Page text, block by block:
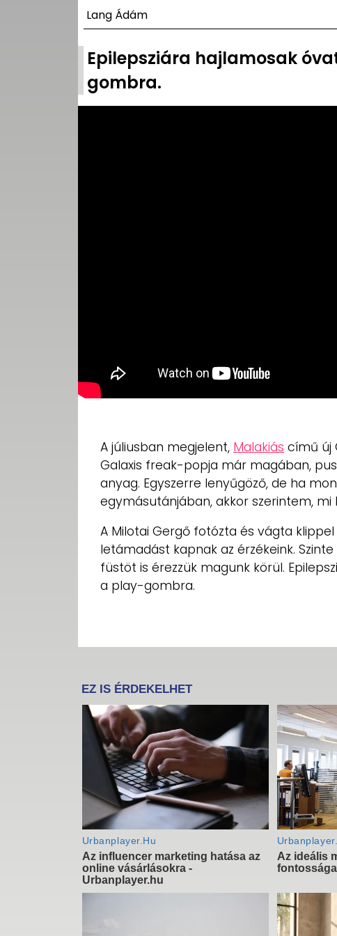
ZENE
MÉDIAAJÁNLAT
Lang Ádám
Epilepsziára hajlamosak
gombra.
A júliusban megjelent, Malakiás című új
Galaxis freak-popja már magában,
anyag. Egyszerre lenyűgöző, de ha
egymásutánjában, akkor szerintem, mi
A Milotai Gergő fotózta és vágta
letámadást kapnak az érzékeink.
füstöt is érezzük magunk körül.
a play-gombra.